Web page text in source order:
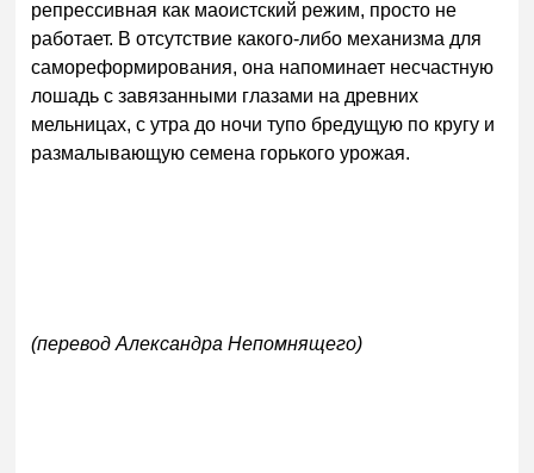
репрессивная как маоистский режим, просто не
работает. В отсутствие какого-либо механизма для
самореформирования, она напоминает несчастную
лошадь с завязанными глазами на древних
мельницах, с утра до ночи тупо бредущую по кругу и
размалывающую семена горького урожая.
(перевод Александра Непомнящего)